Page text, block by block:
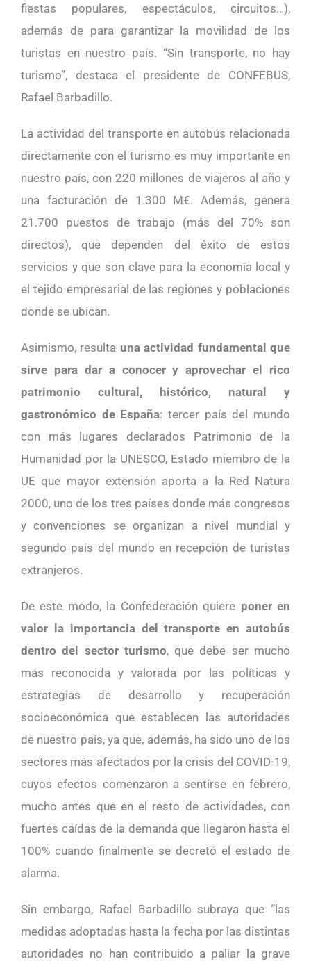
fiestas populares, espectáculos, circuitos…),
además de para garantizar la movilidad de los
turistas en nuestro país. “Sin transporte, no hay
turismo”, destaca el presidente de CONFEBUS,
Rafael Barbadillo.
La actividad del transporte en autobús relacionada
directamente con el turismo es muy importante en
nuestro país, con 220 millones de viajeros al año y
una facturación de 1.300 M€. Además, genera
21.700 puestos de trabajo (más del 70% son
directos), que dependen del éxito de estos
servicios y que son clave para la economía local y
el tejido empresarial de las regiones y poblaciones
donde se ubican.
Asimismo, resulta una actividad fundamental que
sirve para dar a conocer y aprovechar el rico
patrimonio cultural, histórico, natural y
gastronómico de España: tercer país del mundo
con más lugares declarados Patrimonio de la
Humanidad por la UNESCO, Estado miembro de la
UE que mayor extensión aporta a la Red Natura
2000, uno de los tres países donde más congresos
y convenciones se organizan a nivel mundial y
segundo país del mundo en recepción de turistas
extranjeros.
De este modo, la Confederación quiere poner en
valor la importancia del transporte en autobús
dentro del sector turismo, que debe ser mucho
más reconocida y valorada por las políticas y
estrategias de desarrollo y recuperación
socioeconómica que establecen las autoridades
de nuestro país, ya que, además, ha sido uno de los
sectores más afectados por la crisis del COVID-19,
cuyos efectos comenzaron a sentirse en febrero,
mucho antes que en el resto de actividades, con
fuertes caídas de la demanda que llegaron hasta el
100% cuando finalmente se decretó el estado de
alarma.
Sin embargo, Rafael Barbadillo subraya que “las
medidas adoptadas hasta la fecha por las distintas
autoridades no han contribuido a paliar la grave